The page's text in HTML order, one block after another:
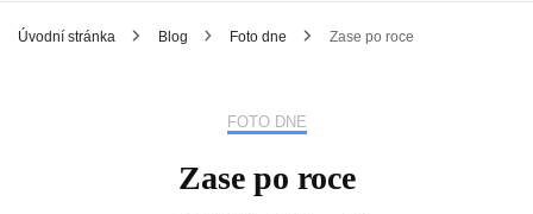
Úvodní stránka Blog Foto dne Zase po roce
FOTO DNE
Zase po roce